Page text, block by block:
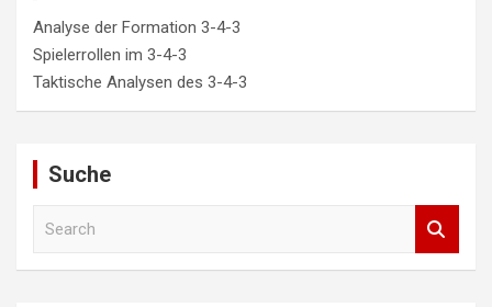
Analyse der Formation 3-4-3
Spielerrollen im 3-4-3
Taktische Analysen des 3-4-3
Suche